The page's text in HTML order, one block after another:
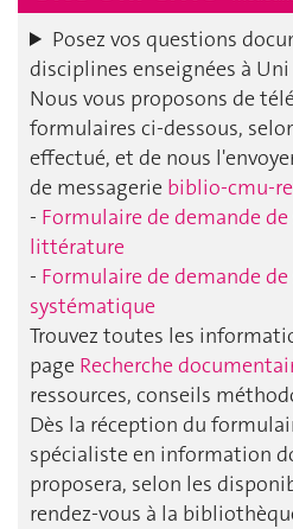
Posez vos questions
disciplines enseignées à Uni
Nous vous proposons de
formulaires ci-dessous,
effectué, et de nous
de messagerie biblio-cmu-
- Formulaire de demande
littérature
- Formulaire de demande
systématique
Trouvez toutes les
page Recherche
ressources, conseils
Dès la réception du
spécialiste en information
proposera, selon les
rendez-vous à la